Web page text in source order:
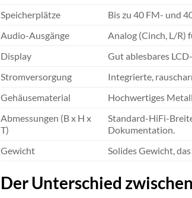
Speicherplätze
Bis zu 40 FM- und
Audio-Ausgänge
Analog (Cinch, L/R)
Display
Gut ablesbares
Stromversorgung
Integrierte,
Gehäusematerial
Hochwertiges
Abmessungen (B x H x
T)
Standard-HiFi-
Dokumentation.
Gewicht
Solides Gewicht,
Der Unterschied